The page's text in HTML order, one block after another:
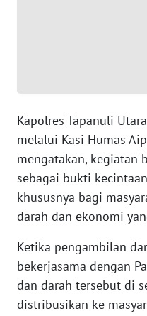
Kapolres Tapanuli
melalui Kasi Humas
mengatakan, kegiatan
sebagai bukti
khususnya bagi
darah dan ekonomi
Ketika pengambilan
bekerjasama dengan
dan darah tersebut di
distribusikan ke
WN
WN
PAPUA
BARAT
RIAU
WN